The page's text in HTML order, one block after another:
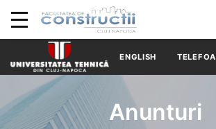
ENGLISH
Anunturi